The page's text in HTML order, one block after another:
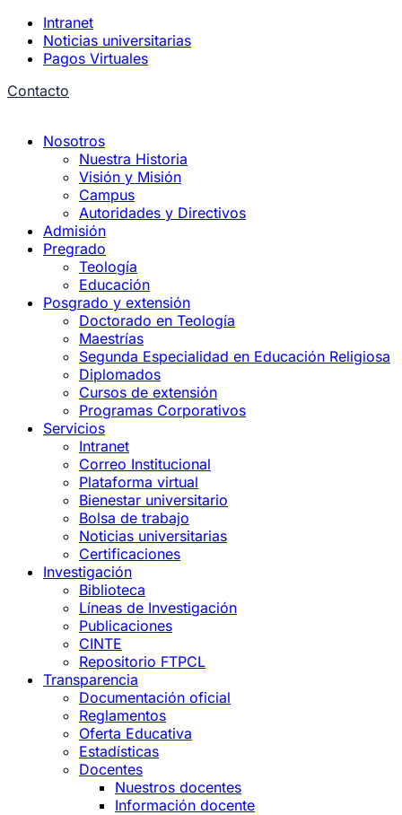
Intranet
Noticias universitarias
Pagos Virtuales
Contacto
Nosotros
Nuestra Historia
Visión y Misión
Campus
Autoridades y Directivos
Admisión
Pregrado
Teología
Educación
Posgrado y extensión
Doctorado en Teología
Maestrías
Segunda Especialidad en Educación Religiosa
Diplomados
Cursos de extensión
Programas Corporativos
Servicios
Intranet
Correo Institucional
Plataforma virtual
Bienestar universitario
Bolsa de trabajo
Noticias universitarias
Certificaciones
Investigación
Biblioteca
Líneas de Investigación
Publicaciones
CINTE
Repositorio FTPCL
Transparencia
Documentación oficial
Reglamentos
Oferta Educativa
Estadísticas
Docentes
Nuestros docentes
Información docente